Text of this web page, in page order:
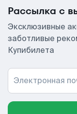
Рассылка с
Эксклюзивные
заботливые
Купибилета
Электронная